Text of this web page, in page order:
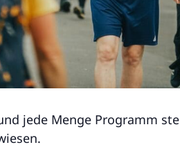
jede Menge Programm